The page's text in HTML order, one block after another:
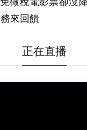
務來回饋
正在直播